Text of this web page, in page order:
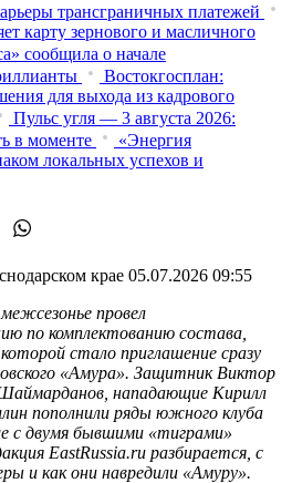
трансграничных платежей
карту зернового и масличного
сообщила о начале
Востокгосплан:
для выхода из кадрового
Пульс угля — 3 августа 2026:
в моменте
«Энергия
локальных успехов и
крае 05.07.2026 09:55
провел
по комплектованию состава,
стало приглашение сразу
«Амура». Защитник Виктор
нападающие Кирилл
пополнили ряды южного клуба
с двумя бывшими «тиграми»
EastRussia.ru разбирается, с
и как они навредили «Амуру».